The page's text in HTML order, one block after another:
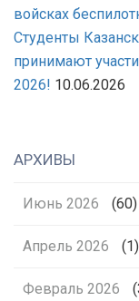
войсках
Студенты
принимают
2026! 10.06.2026
АРХИВЫ
Июнь 2026 (60)
Апрель 2026 (1)
Февраль 2026